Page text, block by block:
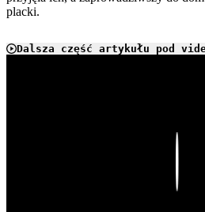
placki.
Dalsza część artykułu pod